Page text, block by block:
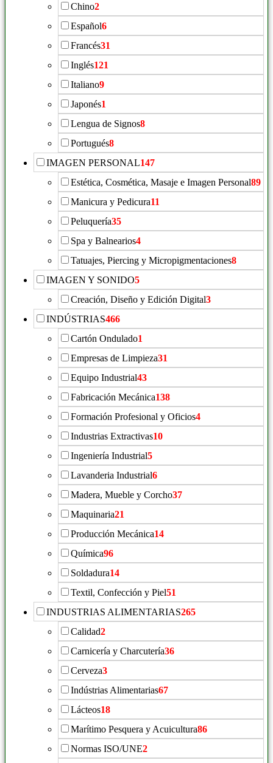
Chino2
Español6
Francés31
Inglés121
Italiano9
Japonés1
Lengua de Signos8
Portugués8
IMAGEN PERSONAL147
Estética, Cosmética, Masaje e Imagen Personal89
Manicura y Pedicura11
Peluquería35
Spa y Balnearios4
Tatuajes, Piercing y Micropigmentaciones8
IMAGEN Y SONIDO5
Creación, Diseño y Edición Digital3
INDÚSTRIAS466
Cartón Ondulado1
Empresas de Limpieza31
Equipo Industrial43
Fabricación Mecánica138
Formación Profesional y Oficios4
Industrias Extractivas10
Ingeniería Industrial5
Lavanderia Industrial6
Madera, Mueble y Corcho37
Maquinaria21
Producción Mecánica14
Química96
Soldadura14
Textil, Confección y Piel51
INDUSTRIAS ALIMENTARIAS265
Calidad2
Carnicería y Charcutería36
Cerveza3
Indústrias Alimentarias67
Lácteos18
Marítimo Pesquera y Acuicultura86
Normas ISO/UNE2